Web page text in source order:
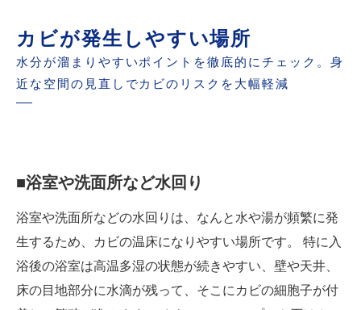
カビが発生しやすい場所
水分が溜まりやすいポイントを徹底的にチェック。身
近な空間の見直しでカビのリスクを大幅軽減
■浴室や洗面所など水回り
浴室や洗面所などの水回りは、なんと水や湯が頻繁に発
生するため、カビの温床になりやすい場所です。 特に入
浴後の浴室は高温多湿の状態が続きやすい、壁や天井、
床の目地部分に水滴が残って、そこにカビの細胞子が付